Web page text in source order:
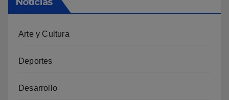
Arte y Cultura
Deportes
Desarrollo